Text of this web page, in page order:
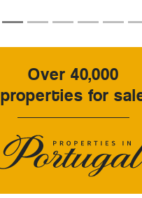
Over 40,000
properties for